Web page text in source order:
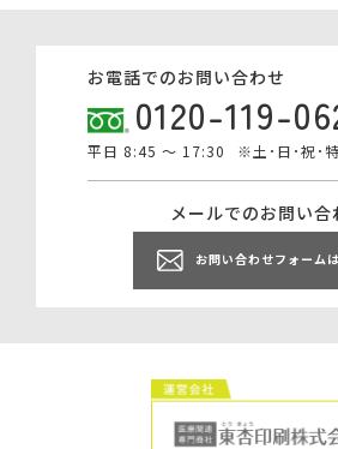
お電話でのお問い合わせ
0120-119-
平日 8:45 ～ 17:30 ※土･日･祝･
メールでのお問い合
お問い合わせフォーム